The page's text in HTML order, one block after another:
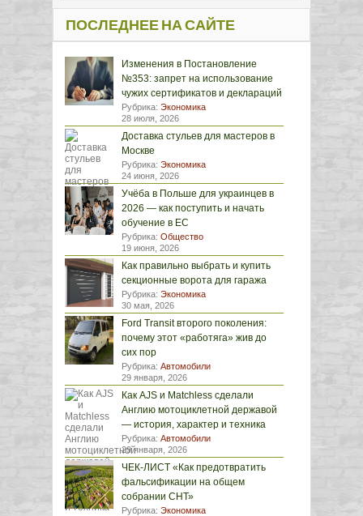
ПОСЛЕДНЕЕ НА САЙТЕ
Изменения в Постановление
№353: запрет на использование
чужих сертификатов и деклараций
Рубрика: Экономика
28 июля, 2026
Доставка стульев для мастеров в
Москве
Рубрика: Экономика
24 июня, 2026
Учёба в Польше для украинцев в
2026 — как поступить и начать
обучение в ЕС
Рубрика: Общество
19 июня, 2026
Как правильно выбрать и купить
секционные ворота для гаража
Рубрика: Экономика
30 мая, 2026
Ford Transit второго поколения:
почему этот «работяга» жив до
сих пор
Рубрика: Автомобили
29 января, 2026
Как AJS и Matchless сделали
Англию мотоциклетной державой
— история, характер и техника
Рубрика: Автомобили
29 января, 2026
ЧЕК-ЛИСТ «Как предотвратить
фальсификации на общем
собрании СНТ»
Рубрика: Экономика